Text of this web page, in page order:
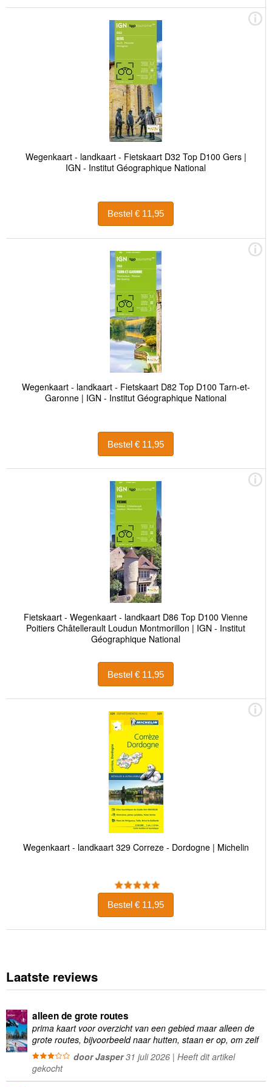
Wegenkaart - landkaart - Fietskaart D32 Top D100 Gers |
IGN - Institut Géographique National
Bestel € 11,95
Wegenkaart - landkaart - Fietskaart D82 Top D100 Tarn-et-
Garonne | IGN - Institut Géographique National
Bestel € 11,95
Fietskaart - Wegenkaart - landkaart D86 Top D100 Vienne
Poitiers Châtellerault Loudun Montmorillon | IGN - Institut
Géographique National
Bestel € 11,95
Wegenkaart - landkaart 329 Correze - Dordogne | Michelin
Bestel € 11,95
Laatste reviews
alleen de grote routes
prima kaart voor overzicht van een gebied maar alleen de
grote routes, bijvoorbeeld naar hutten, staan er op, om zelf
wandelingen te plannen minder geschikt
door Jasper31 juli 2026 | Heeft dit artikel
gekocht